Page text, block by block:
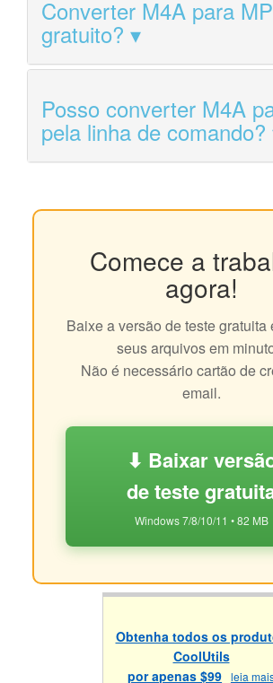
Converter M4A para
gratuito?
Posso converter M4A
pela linha de comando?
Comece a
agora!
Baixe a versão de teste gratuita
seus arquivos em
Não é necessário cartão de
email.
⬇ Baixar
de teste
Windows 7/8/10/11 • 82 MB
Obtenha todos os
CoolUtils
por apenas $99 leia